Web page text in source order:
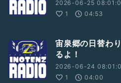
2026-06-25
1
04:53
宙泉郷の日替わ
るよ！
2026-06-24
1
04:00